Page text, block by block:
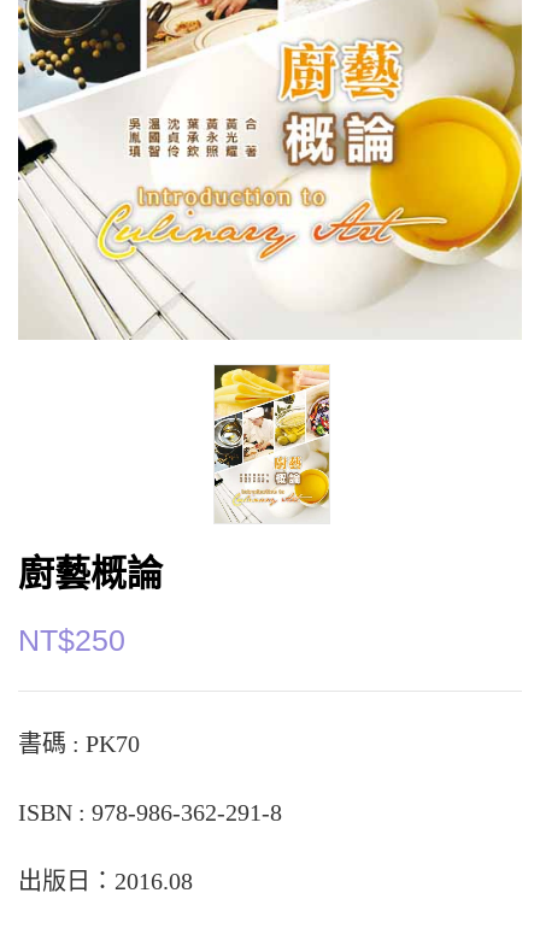
廚藝概論
NT$250
書碼 : PK70
ISBN : 978-986-362-291-8
出版日：2016.08